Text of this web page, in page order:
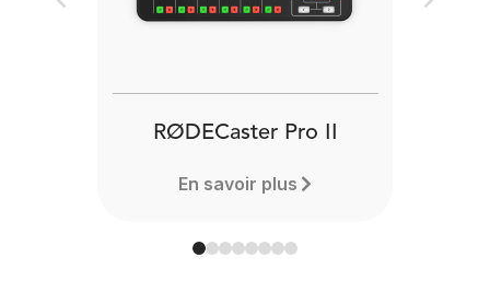
RØDECaster Pro II
En savoir plus
Previous Next